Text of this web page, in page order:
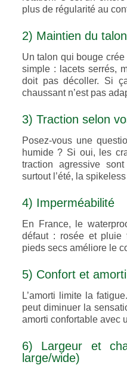
plus de régularité au
2) Maintien du talon
Un talon qui bouge
simple : lacets serrés,
doit pas décoller. Si
chaussant n’est pas
3) Traction selon
Posez-vous une
humide ? Si oui, les
traction agressive
surtout l’été, la
4) Imperméabilité
En France, le
défaut : rosée et pluie
pieds secs améliore le
5) Confort et
L’amorti limite la
peut diminuer la
amorti confortable avec
6) Largeur et
large/wide)